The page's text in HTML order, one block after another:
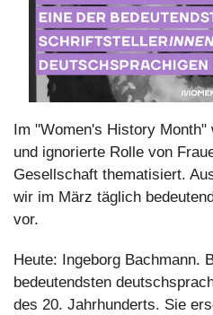
Im "Women's History
und ignorierte Rolle von
Gesellschaft thematisiert.
wir im März täglich
vor.
Heute: Ingeborg Bachmann.
bedeutendsten
des 20. Jahrhunderts. Sie